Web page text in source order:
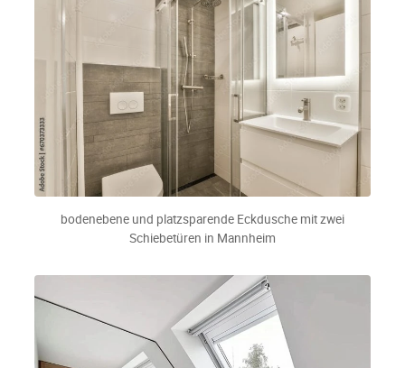
bodenebene und platzsparende Eckdusche mit zwei
Schiebetüren in Mannheim